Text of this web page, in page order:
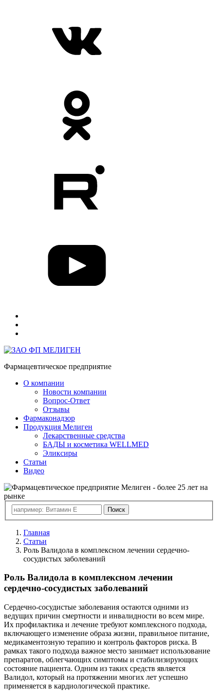
Фармацевтическое предприятие
О компании
Новости компании
Вопрос-Ответ
Отзывы
Фармаконадзор
Продукция Мелиген
Лекарственные средства
БАДЫ и косметика WELLMED
Эликсиры
Статьи
Видео
Главная
Статьи
Роль Валидола в комплексном лечении сердечно-
сосудистых заболеваний
Роль Валидола в комплексном лечении
сердечно-сосудистых заболеваний
Сердечно-сосудистые заболевания остаются одними из
ведущих причин смертности и инвалидности во всем мире.
Их профилактика и лечение требуют комплексного подхода,
включающего изменение образа жизни, правильное питание,
медикаментозную терапию и контроль факторов риска. В
рамках такого подхода важное место занимает использование
препаратов, облегчающих симптомы и стабилизирующих
состояние пациента. Одним из таких средств является
Валидол, который на протяжении многих лет успешно
применяется в кардиологической практике.